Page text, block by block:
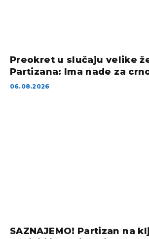
Preokret u slučaju velike
Partizana: Ima nade za
06.08.2026
SAZNAJEMO! Partizan na